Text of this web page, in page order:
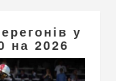
у
на 2026